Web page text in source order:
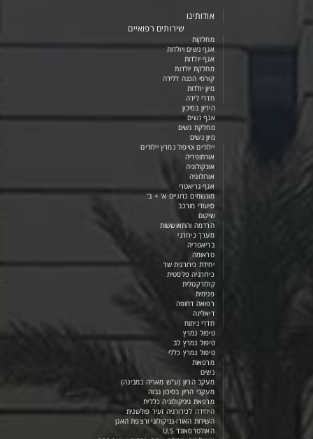
אודותינו
שירותים רפואיים
מחלקות
אגף נשים ויולדות
אגף יולדות
מחלקת יולדות
קורסי הכנה ללידה
מיון יולדות
חדרי לידה
היריון בסיכון
אגף נשים
מחלקת נשים
מיון נשים
יילודים וטיפול נמרץ יילודים
אורתופדיה
אונקולוגיה
אורולוגיה
אגף גריאטרי
מונשמים כרוניים א' + ב'
סיעודי מורכב
שיקום
הרדמה והתאוששות
מערך כירורגי
בריאטריה
טראומה
יחידת כירורגית שד
כירורגיה פלסטית
קולורקטלית
פנימית
רפואה דחופה
דיאליזה
חדרי ניתוח
טיפול נמרץ
טיפול נמרץ לב
טיפול נמרץ כללי
מרפאות
נשים
מעקב הריון (ע"ש מאריה במבינה)
מעקבי הריון בסיכון גבוה
מרפאת גיניקולוגיה כללית
היחידה לכירורגיה זעיר פולשנית
השירות האורו-גניקולוגי ורצפת האגן
האולטרסאונד U.S